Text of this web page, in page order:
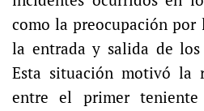
como la preocupación
la entrada y salida de
Esta situación motivó la
entre el primer